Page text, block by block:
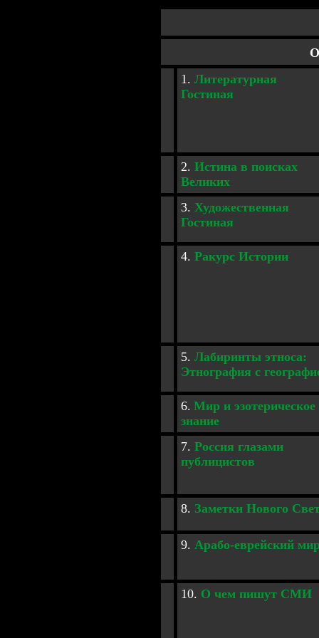
1. Литературная
Гостиная
2. Истина в поисках
Великих
3. Художественная
Гостиная
4. Ракурс Истории
5. Лабиринты этноса:
Этнография с
6. Мир и эзотерическое
знание
7. Россия глазами
публицистов
8. Заметки Нового
9. Арабо-еврейский
10. О чем пишут СМИ